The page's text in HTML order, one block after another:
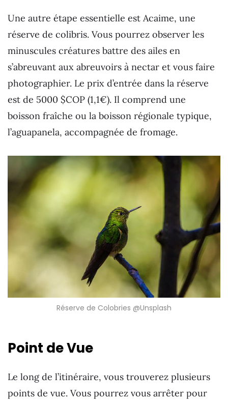
Une autre étape essentielle est Acaime, une
réserve de colibris. Vous pourrez observer les
minuscules créatures battre des ailes en
s’abreuvant aux abreuvoirs à nectar et vous faire
photographier. Le prix d’entrée dans la réserve
est de 5000 $COP (1,1€). Il comprend une
boisson fraîche ou la boisson régionale typique,
l’aguapanela, accompagnée de fromage.
Réserve de Colobries @Unsplash
Point de Vue
Le long de l’itinéraire, vous trouverez plusieurs
points de vue. Vous pourrez vous arrêter pour